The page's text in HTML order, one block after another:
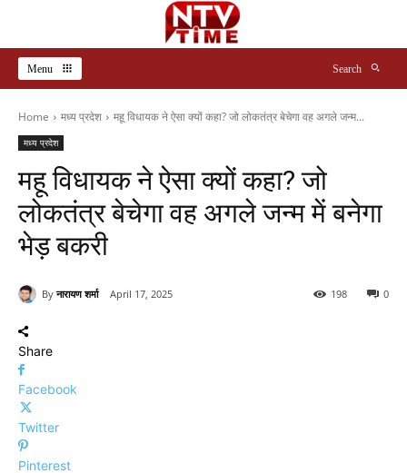
Menu Search
Home मध्य प्रदेश महू विधायक ने ऐसा क्यों कहा? जो लोकतंत्र बेचेगा वह अगले जन्म...
मध्य प्रदेश
महू विधायक ने ऐसा क्यों कहा? जो
लोकतंत्र बेचेगा वह अगले जन्म में बनेगा
भेड़ बकरी
By नारायण शर्मा April 17, 2025 0
198
Share
Facebook
Twitter
Pinterest